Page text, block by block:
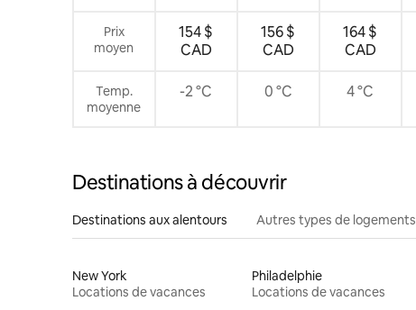
Prix
moyen
154 $
CAD
156 $
CAD
164 $
CAD
Temp.
moyenne
-2 °C 0 °C 4 °C
Destinations à découvrir
Destinations aux alentours Autres types de logements
New York
Locations de vacances
Philadelphie
Locations de vacances